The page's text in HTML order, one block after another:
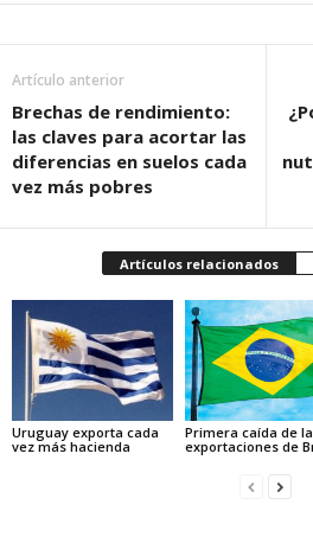
Artículo anterior
Brechas de rendimiento:
las claves para acortar las
diferencias en suelos cada
vez más pobres
Artículos relacionados
Uruguay exporta cada
vez más hacienda
Primera caída de
exportaciones de